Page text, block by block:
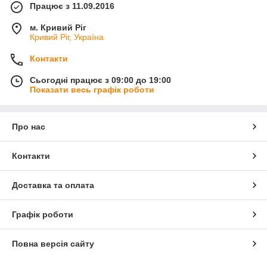
Працює з 11.09.2016
м. Кривий Ріг
Кривий Ріг, Україна
Контакти
Сьогодні працює з 09:00 до 19:00
Показати весь графік роботи
Про нас
Контакти
Доставка та оплата
Графік роботи
Повна версія сайту